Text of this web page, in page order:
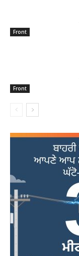
Front
Front